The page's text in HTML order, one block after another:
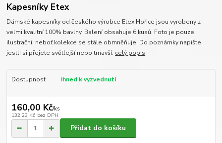
Kapesníky Etex
Dámské kapesníky od českého výrobce Etex Hořice jsou vyrobeny z
velmi kvalitní 100% bavlny. Balení obsahuje 6 kusů. Foto je pouze
ilustrační, neboť kolekce se stále obmněňuje. Do poznámky napište,
jestli si přejete světlejší nebo tmavší. celý popis
Dostupnost Ihned k vyzvednutí
160,00 Kč/ks
132,23 Kč bez DPH
Přidat do košíku